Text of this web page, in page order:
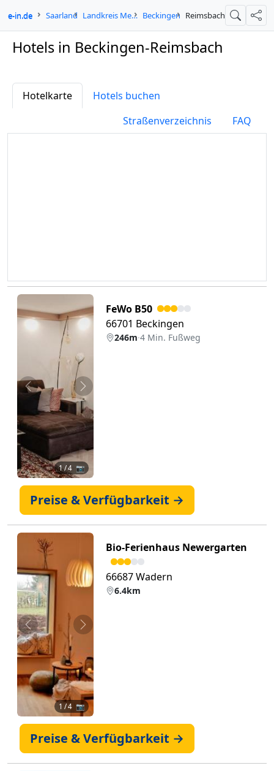
in.de Saarland Landkreis Merzig-Wadern Beckingen Reimsbach Suche
Hotels in Beckingen-Reimsbach
Hotelkarte
Hotels buchen
Straßenverzeichnis
FAQ
Zurück Weiter
1/ 4 📷
FeWo B50
66701 Beckingen
246m·4 Min. Fußweg
Preise & Verfügbarkeit →
Zurück Weiter
1 / 4 📷
Bio-Ferienhaus Newergarten
66687 Wadern
6.4km
Preise & Verfügbarkeit →